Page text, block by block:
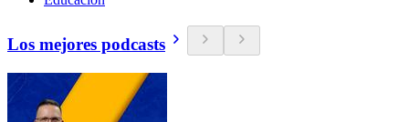
Los mejores podcasts